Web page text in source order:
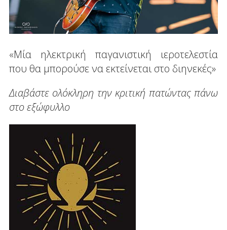
«Μία ηλεκτρική παγανιστική ιεροτελεστία
που θα μπορούσε να εκτείνεται στο διηνεκές»
Διαβάστε ολόκληρη την κριτική πατώντας πάνω
στο εξώφυλλο